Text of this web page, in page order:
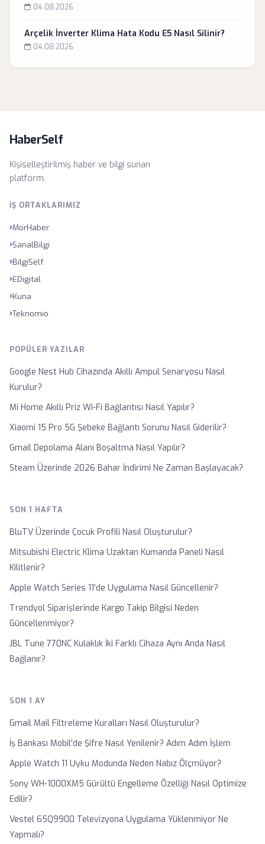
04.08.2026
Arçelik İnverter Klima Hata Kodu E5 Nasıl Silinir?
04.08.2026
HaberSelf
Kişiselleştirilmiş haber ve bilgi sunan
platform.
İŞ ORTAKLARIMIZ
›MorHaber
›SanalBilgi
›BilgiSelf
›EDigital
›Kuna
›Teknomio
POPÜLER YAZILAR
Google Nest Hub Cihazında Akıllı Ampul Senaryosu Nasıl
Kurulur?
Mi Home Akıllı Priz Wi-Fi Bağlantısı Nasıl Yapılır?
Xiaomi 15 Pro 5G Şebeke Bağlantı Sorunu Nasıl Giderilir?
Gmail Depolama Alanı Boşaltma Nasıl Yapılır?
Steam Üzerinde 2026 Bahar İndirimi Ne Zaman Başlayacak?
SON 1 HAFTA
BluTV Üzerinde Çocuk Profili Nasıl Oluşturulur?
Mitsubishi Electric Klima Uzaktan Kumanda Paneli Nasıl
Kilitlenir?
Apple Watch Series 11'de Uygulama Nasıl Güncellenir?
Trendyol Siparişlerinde Kargo Takip Bilgisi Neden
Güncellenmiyor?
JBL Tune 770NC Kulaklık İki Farklı Cihaza Aynı Anda Nasıl
Bağlanır?
SON 1 AY
Gmail Mail Filtreleme Kuralları Nasıl Oluşturulur?
İş Bankası Mobil'de Şifre Nasıl Yenilenir? Adım Adım İşlem
Apple Watch 11 Uyku Modunda Neden Nabız Ölçmüyor?
Sony WH-1000XM5 Gürültü Engelleme Özelliği Nasıl Optimize
Edilir?
Vestel 65Q9900 Televizyona Uygulama Yüklenmiyor Ne
Yapmalı?